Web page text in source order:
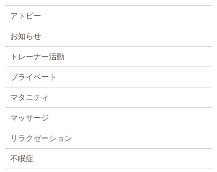
アトピー
お知らせ
トレーナー活動
プライベート
マタニティ
マッサージ
リラクゼーション
不眠症